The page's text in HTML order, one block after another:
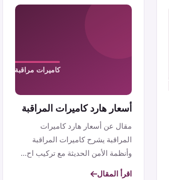
أسعار هارد كاميرات المراقبة
مقال عن أسعار هارد كاميرات
المراقبة يشرح كاميرات المراقبة
وأنظمة الأمن الحديثة مع تركيب اح...
اقرأ المقال